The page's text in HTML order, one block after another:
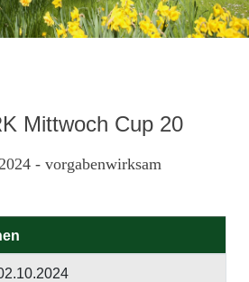
Mittwoch Cup 20
- vorgabenwirksam